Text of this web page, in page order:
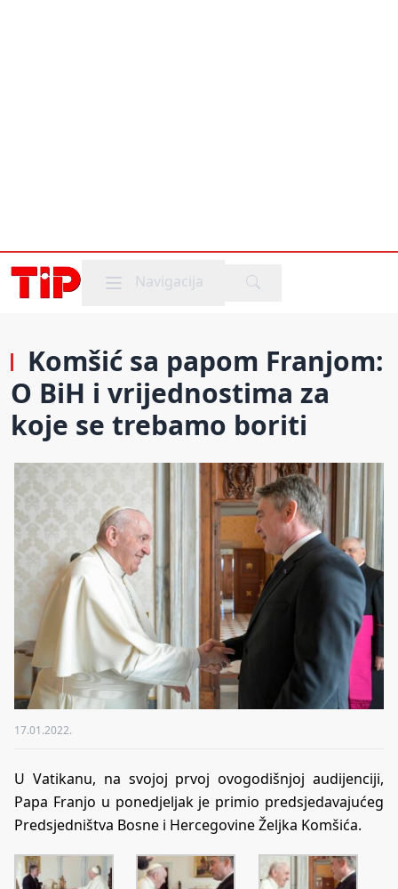
Mobile menu
Navigacija
Komšić sa papom Franjom:
O BiH i vrijednostima za
koje se trebamo boriti
17.01.2022.
U Vatikanu, na svojoj prvoj ovogodišnjoj audijenciji,
Papa Franjo u ponedjeljak je primio predsjedavajućeg
Predsjedništva Bosne i Hercegovine Željka Komšića.